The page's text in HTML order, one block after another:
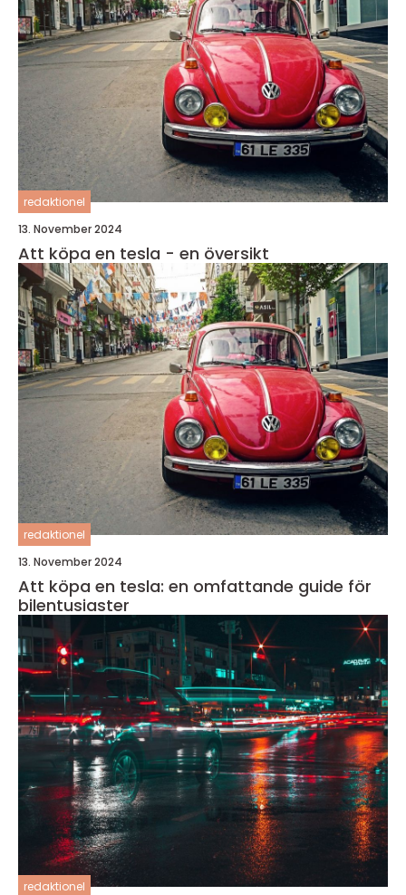
redaktionel
13. November 2024
Att köpa en tesla - en översikt
redaktionel
13. November 2024
Att köpa en tesla: en omfattande guide för
bilentusiaster
redaktionel